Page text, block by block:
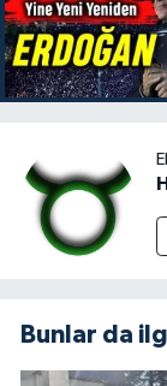
Bunlar da